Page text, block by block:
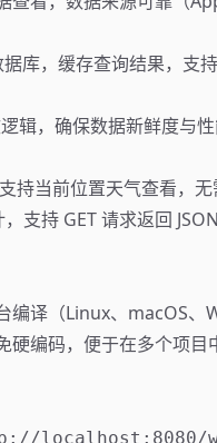
库，缓存查询结果，支
辑，确保数据新鲜度与性
持当前位置天气查看，无
支持 GET 请求返回
编译（Linux、macOS、
编码，便于在多个项目
localhost:8080/